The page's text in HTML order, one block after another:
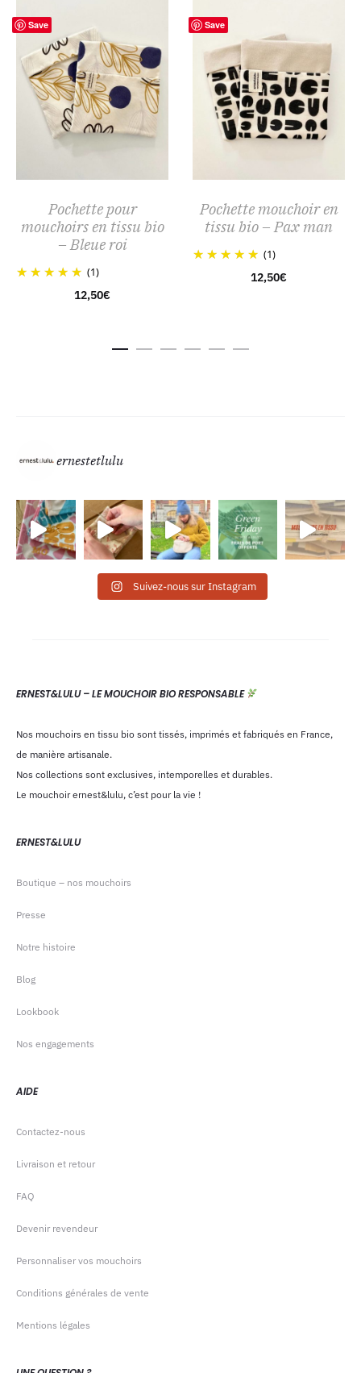
Save
Pochette pour
mouchoirs en tissu bio
– Bleue roi
(1)
12,50€
Save
Pochette mouchoir en
tissu bio – Pax man
(1)
12,50€
ernestetlulu
Suivez-nous sur Instagram
ERNEST&LULU – LE MOUCHOIR BIO RESPONSABLE
Nos mouchoirs en tissu bio sont tissés, imprimés et fabriqués en France,
de manière artisanale.
Nos collections sont exclusives, intemporelles et durables.
Le mouchoir ernest&lulu, c’est pour la vie !
ERNEST&LULU
Boutique – nos mouchoirs
Presse
Notre histoire
Blog
Lookbook
Nos engagements
AIDE
Contactez-nous
Livraison et retour
FAQ
Devenir revendeur
Personnaliser vos mouchoirs
Conditions générales de vente
Mentions légales